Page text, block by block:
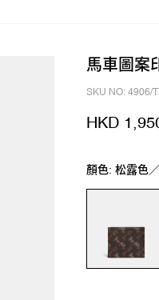
馬車圖案
SKU NO: 4906/
HKD
顏色: 松露色